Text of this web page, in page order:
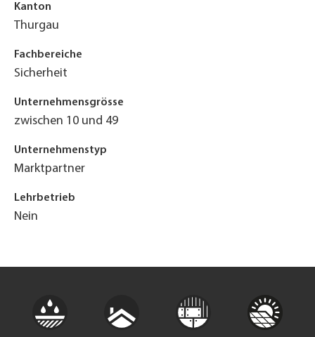
Kanton
Thurgau
Fachbereiche
Sicherheit
Unternehmensgrösse
zwischen 10 und 49
Unternehmenstyp
Marktpartner
Lehrbetrieb
Nein